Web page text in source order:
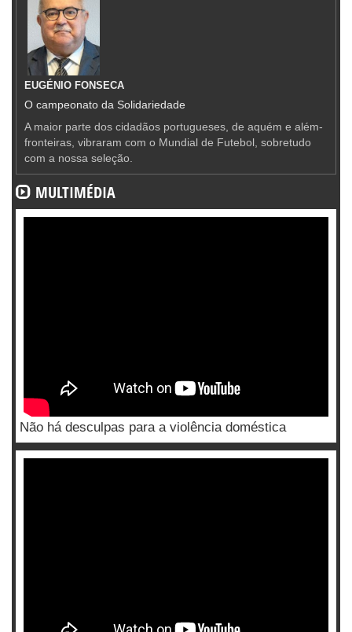
EUGÉNIO FONSECA
O campeonato da Solidariedade
A maior parte dos cidadãos portugueses, de aquém e além-
fronteiras, vibraram com o Mundial de Futebol, sobretudo
com a nossa seleção.
MULTIMÉDIA
Não há desculpas para a violência doméstica